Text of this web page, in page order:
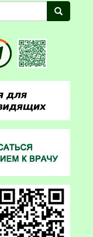
Search